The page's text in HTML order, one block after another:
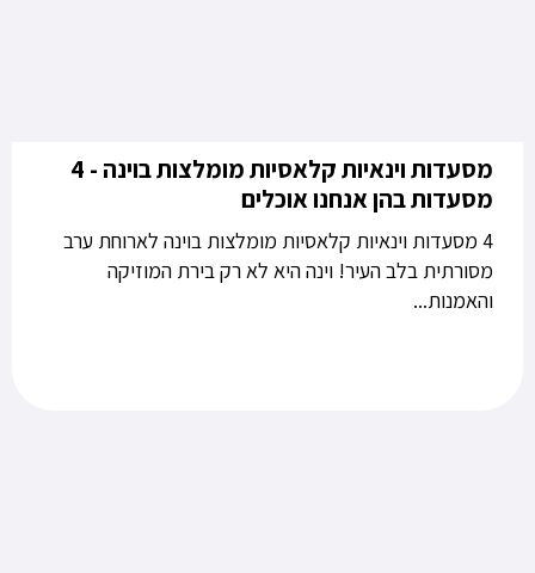
מסעדות וינאיות קלאסיות מומלצות בוינה - 4
מסעדות בהן אנחנו אוכלים
4 מסעדות וינאיות קלאסיות מומלצות בוינה לארוחת ערב
מסורתית בלב העיר! וינה היא לא רק בירת המוזיקה
והאמנות...